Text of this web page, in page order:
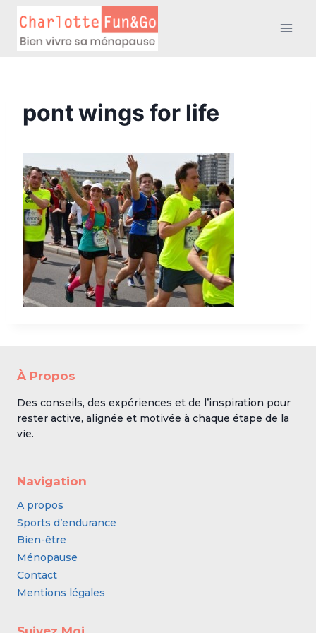
contenu
pont wings for life
À Propos
Des conseils, des expériences et de l’inspiration pour
rester active, alignée et motivée à chaque étape de la
vie.
Navigation
A propos
Sports d’endurance
Bien-être
Ménopause
Contact
Mentions légales